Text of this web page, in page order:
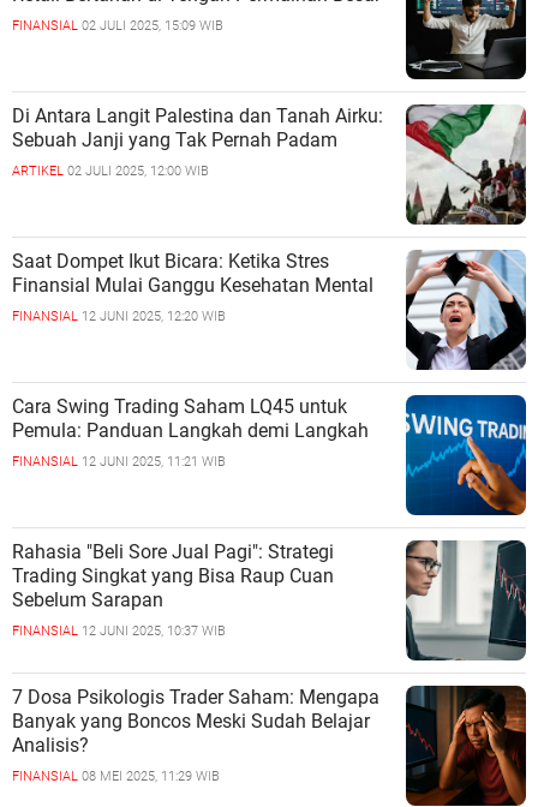
FINANSIAL 02 JULI 2025, 15:09 WIB
Di Antara Langit Palestina dan Tanah Airku:
Sebuah Janji yang Tak Pernah Padam
ARTIKEL 02 JULI 2025, 12:00 WIB
Saat Dompet Ikut Bicara: Ketika Stres
Finansial Mulai Ganggu Kesehatan Mental
FINANSIAL 12 JUNI 2025, 12:20 WIB
Cara Swing Trading Saham LQ45 untuk
Pemula: Panduan Langkah demi Langkah
FINANSIAL 12 JUNI 2025, 11:21 WIB
Rahasia "Beli Sore Jual Pagi": Strategi
Trading Singkat yang Bisa Raup Cuan
Sebelum Sarapan
FINANSIAL 12 JUNI 2025, 10:37 WIB
7 Dosa Psikologis Trader Saham: Mengapa
Banyak yang Boncos Meski Sudah Belajar
Analisis?
FINANSIAL 08 MEI 2025, 11:29 WIB